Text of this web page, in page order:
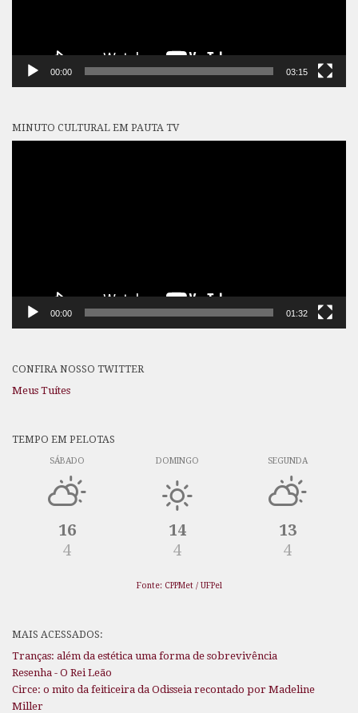
00:00 03:15
MINUTO CULTURAL EM PAUTA TV
00:00 01:32
CONFIRA NOSSO TWITTER
Meus Tuítes
TEMPO EM PELOTAS
SÁBADO
16
4
DOMINGO
14
4
SEGUNDA
13
4
Fonte: CPPMet / UFPel
MAIS ACESSADOS:
Tranças: além da estética uma forma de sobrevivência
Resenha - O Rei Leão
Circe: o mito da feiticeira da Odisseia recontado por Madeline
Miller